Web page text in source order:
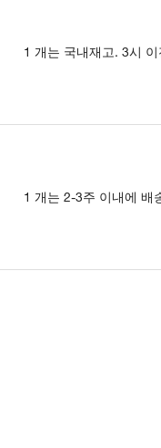
1 개는 국내재고. 3시
1 개는 2-3주 이내에 배